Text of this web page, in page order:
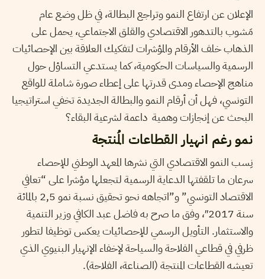
الإعلان عن ارتفاع النمو وتراجع البطالة، في ظل وضع عام
مَشوب بالتدهور الاقتصادي والقلق الاجتماعي، يحمل على
الذهاب خلف الأرقام والمؤشرات لتفكيك العلاقة بين الإحصائيات
الرسمية والسياسات الحكومية، كما يستدعي التساؤل حول
مناهج الإحصاء ومدى قدرتها على إعطاء صورة شاملة للواقع
التونسي، فهل أن أرقام النمو والبطالة الجديدة تخفي استراتيجيا
البحث عن إنجازات وهمية داعمة لشرعية البقاء؟
نمو رغم انهيار القطاعات المُنتجة
نِسب النمو الاقتصادي التي نشرها المعهد الوطني للإحصاء
سرعان ما تلقفتها الدعاية الرسمية لتجعلها مؤشرا على “تعافي
الاقتصاد التونسي” و”اتجاهه نحو تحقيق نسبة نمو 2,5 بالمائة
سنة 2017″، وفق ما صرح به فاضل عبد الكافي وزير التنمية
والاستثمار. التأويل الرسمي للإحصائيات يعكس توظيفا لتطور
ظرفي في قطاعي الفلاحة والسياحة لإخفاء الإنهيار البنيوي الذي
تعيشه القطاعات المنتجة (الصناعة، الفلاحة).